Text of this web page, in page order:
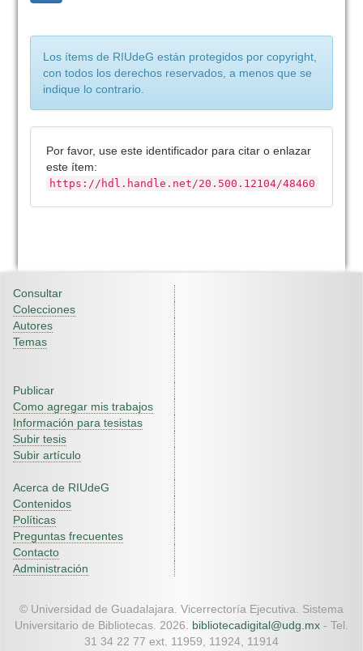
Los ítems de RIUdeG están protegidos por copyright,
con todos los derechos reservados, a menos que se
indique lo contrario.
Por favor, use este identificador para citar o enlazar
este ítem:
https://hdl.handle.net/20.500.12104/48460
Consultar
Colecciones
Autores
Temas
Publicar
Como agregar mis trabajos
Información para tesistas
Subir tesis
Subir artículo
Acerca de RIUdeG
Contenidos
Políticas
Preguntas frecuentes
Contacto
Administración
© Universidad de Guadalajara. Vicerrectoría Ejecutiva. Sistema
Universitario de Bibliotecas. 2026. bibliotecadigital@udg.mx - Tel.
31 34 22 77 ext. 11959, 11924, 11914